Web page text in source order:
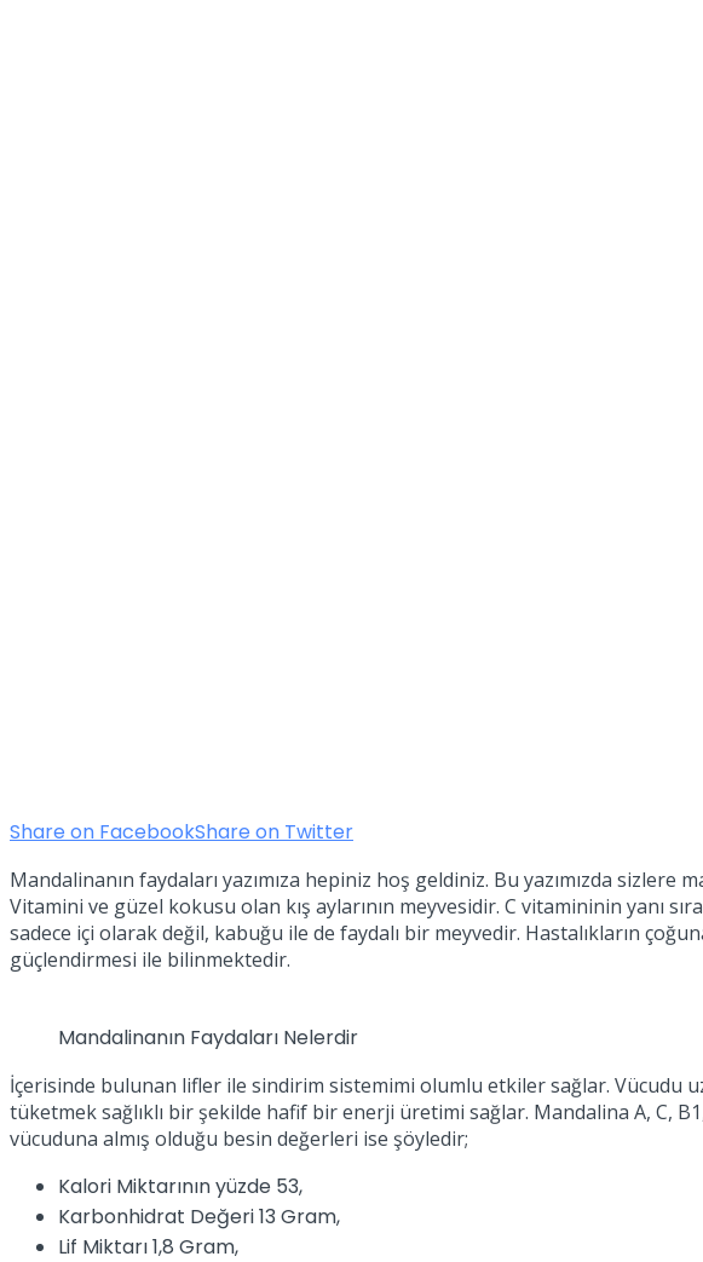
Share on FacebookShare on Twitter
Mandalinanın faydaları yazımıza hepiniz hoş geldiniz. Bu yazımızda
Vitamini ve güzel kokusu olan kış aylarının meyvesidir. C vitamininin yanı
sadece içi olarak değil, kabuğu ile de faydalı bir meyvedir. Hastalıkların
güçlendirmesi ile bilinmektedir.
Mandalinanın Faydaları Nelerdir
İçerisinde bulunan lifler ile sindirim sistemimi olumlu etkiler sağlar. Vücudu
tüketmek sağlıklı bir şekilde hafif bir enerji üretimi sağlar. Mandalina A, C,
vücuduna almış olduğu besin değerleri ise şöyledir;
Kalori Miktarının yüzde 53,
Karbonhidrat Değeri 13 Gram,
Lif Miktarı 1,8 Gram,